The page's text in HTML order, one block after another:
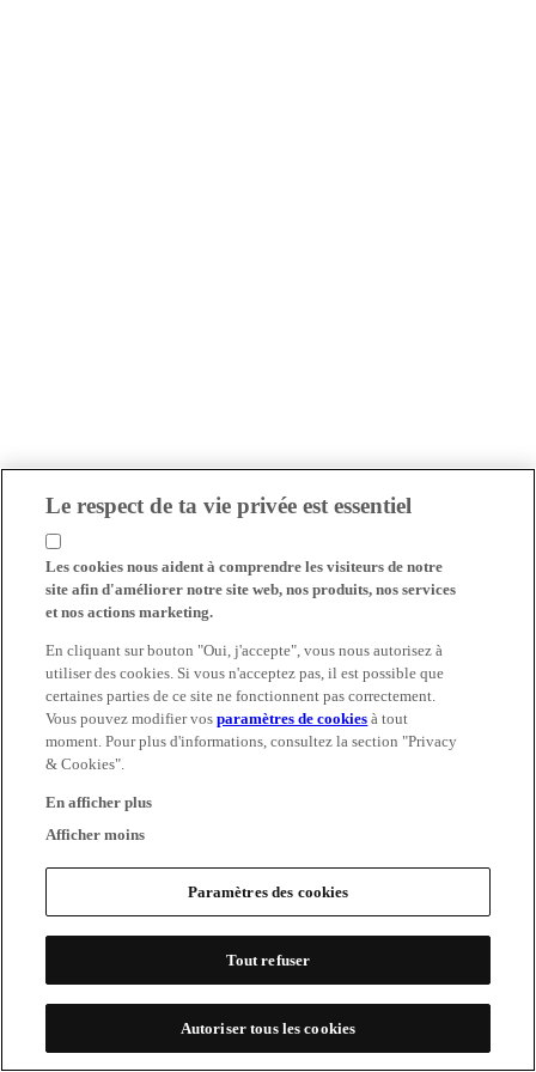
Le respect de ta vie privée est essentiel
Les cookies nous aident à comprendre les visiteurs de notre
site afin d'améliorer notre site web, nos produits, nos services
et nos actions marketing.
En cliquant sur bouton "Oui, j'accepte", vous nous autorisez à
utiliser des cookies. Si vous n'acceptez pas, il est possible que
certaines parties de ce site ne fonctionnent pas correctement.
Vous pouvez modifier vosparamètres de cookies à tout
moment. Pour plus d'informations, consultez la section "Privacy
& Cookies".
En afficher plus
Afficher moins
Paramètres des cookies
Tout refuser
Autoriser tous les cookies